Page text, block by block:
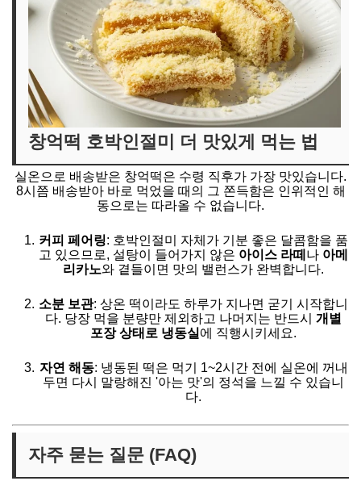
창억떡 호박인절미 더 맛있게 먹는 법
실온으로 배송받은 창억떡은 수령 직후가 가장 맛있습니다.
8시쯤 배송받아 바로 먹었을 때의 그 쫀득함은 인위적인 해
동으로는 따라올 수 없습니다.
커피 페어링: 호박인절미 자체가 기분 좋은 달콤함을 품
고 있으므로, 설탕이 들어가지 않은 아이스 라떼 나 아메
리카노와 곁들이면 맛의 밸런스가 완벽합니다.
소분 보관: 상온 떡이라도 하루가 지나면 굳기 시작합니
다. 당장 먹을 분량만 제외하고 나머지는 반드시 개별
포장 상태로 냉동실 에 직행시키세요.
자연 해동: 냉동된 떡은 먹기 1~2시간 전에 실온에 꺼내
두면 다시 말랑해진 '아는 맛'의 정석을 느낄 수 있습니
다.
자주 묻는 질문 (FAQ)